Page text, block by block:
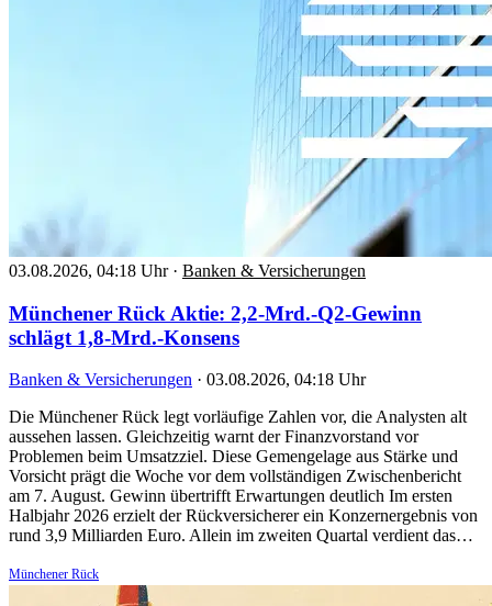
03.08.2026, 04:18 Uhr · Banken & Versicherungen
Münchener Rück Aktie: 2,2-Mrd.-Q2-Gewinn
schlägt 1,8-Mrd.-Konsens
Banken & Versicherungen · 03.08.2026, 04:18 Uhr
Die Münchener Rück legt vorläufige Zahlen vor, die Analysten alt
aussehen lassen. Gleichzeitig warnt der Finanzvorstand vor
Problemen beim Umsatzziel. Diese Gemengelage aus Stärke und
Vorsicht prägt die Woche vor dem vollständigen Zwischenbericht
am 7. August. Gewinn übertrifft Erwartungen deutlich Im ersten
Halbjahr 2026 erzielt der Rückversicherer ein Konzernergebnis von
rund 3,9 Milliarden Euro. Allein im zweiten Quartal verdient das…
Münchener Rück